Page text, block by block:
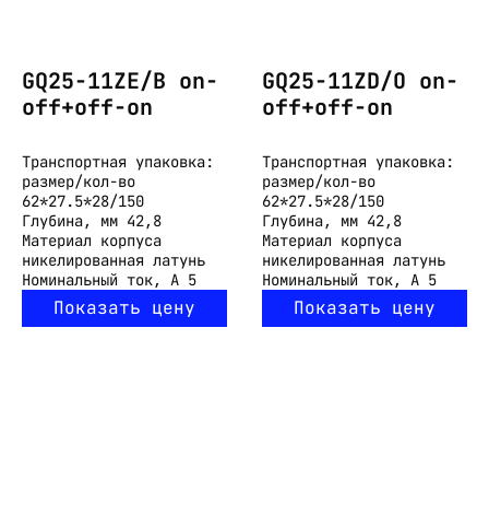
GQ25-11ZE/B on-
off+off-on
Транспортная упаковка:
размер/кол-во
62*27.5*28/150
Глубина, мм 42,8
Материал корпуса
никелированная латунь
Номинальный ток, А 5
Показать цену
GQ25-11ZD/O on-
off+off-on
Транспортная упаковка:
размер/кол-во
62*27.5*28/150
Глубина, мм 42,8
Материал корпуса
никелированная латунь
Номинальный ток, А 5
Показать цену